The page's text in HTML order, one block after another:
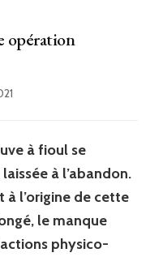
opération
à fioul se
à l’abandon.
à l’origine de cette
le manque
physico-